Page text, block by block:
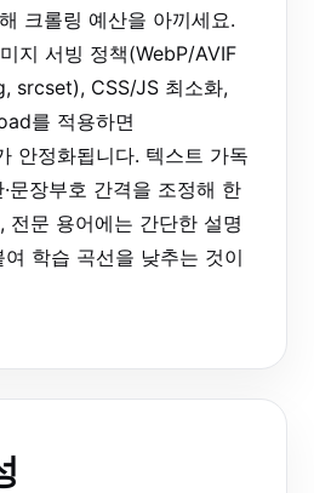
크롤링 예산을 아끼세요.
지 서빙 정책(WebP/AVIF
srcset), CSS/JS 최소화,
를 적용하면
안정화됩니다. 텍스트 가독
문장부호 간격을 조정해 한
전문 용어에는 간단한 설명
학습 곡선을 낮추는 것이